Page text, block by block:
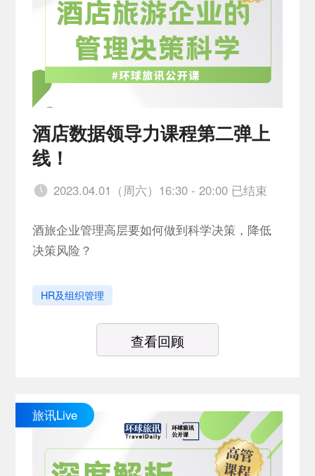
酒店数据领导力课程第二弹上
线！
2023.04.01（周六）16:30 - 20:00 已结束
酒旅企业管理高层要如何做到科学决策，降低
决策风险？
HR及组织管理
查看回顾
旅讯Live